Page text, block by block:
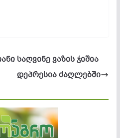
საღვინე ვაზის ჯიშია
დეპრესია ძაღლებში